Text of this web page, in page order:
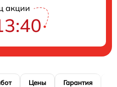
акции
Цены Гарантия